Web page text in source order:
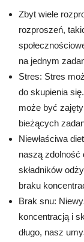
Zbyt wiele
rozproszeń,
na jednym
Stres: Stres
do skupienia
może być
bieżących
Niewłaściwa
naszą zdolność
składników
braku
Brak snu:
koncentracją i
długo, nasz